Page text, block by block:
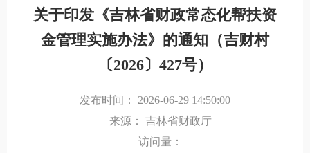
关于印发《吉林省财政常态化帮扶资
金管理实施办法》的通知（吉财村
〔2026〕427号）
发布时间： 2026-06-29 14:50:00
来源：
吉林省财政厅
访问量：